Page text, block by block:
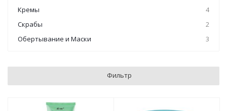
Кремы
4
Скрабы
2
Обертывание и Маски
3
Фильтр